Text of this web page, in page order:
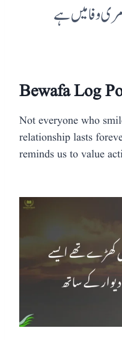
وفا میں ہے
Bewafa Log
Not everyone who
relationship lasts
reminds us to value